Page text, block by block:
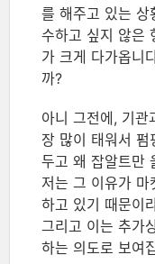
를 해주고 있는
수하고 싶지 않은
가 크게
까?
아니 그전에,
장 많이 태워서
두고 왜 잡알트만
저는 그 이유가
하고 있기
그리고 이는
하는 의도로